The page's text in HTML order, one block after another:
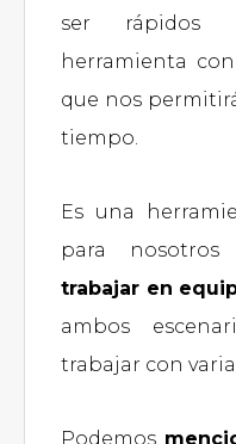
ser rápidos
herramienta
que nos
tiempo.
Es una
para
trabajar en
ambos
trabajar con
Podemos